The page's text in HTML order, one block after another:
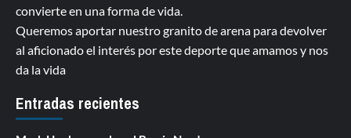
convierte en una forma de vida.
Queremos aportar nuestro granito de arena para devolver
al aficionado el interés por este deporte que amamos y nos
da la vida
Entradas recientes